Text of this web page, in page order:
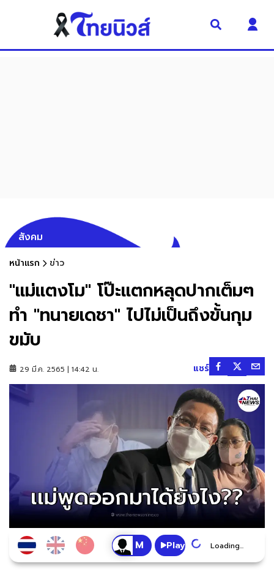
สังคม
หน้าแรก ข่าว
"เเม่เเตงโม" โป๊ะเเตกหลุดปากเต็มๆ
ทำ "ทนายเดชา" ไปไม่เป็นถึงขั้นกุม
ขมับ
29 มี.ค. 2565 | 14:42 น. แชร์
Play Loading...